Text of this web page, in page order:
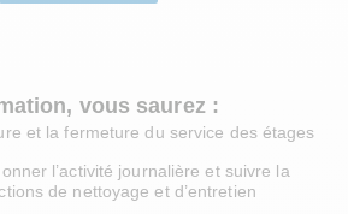
vous saurez :
et la fermeture du service des étages
l’activité journalière et suivre la
de nettoyage et d’entretien